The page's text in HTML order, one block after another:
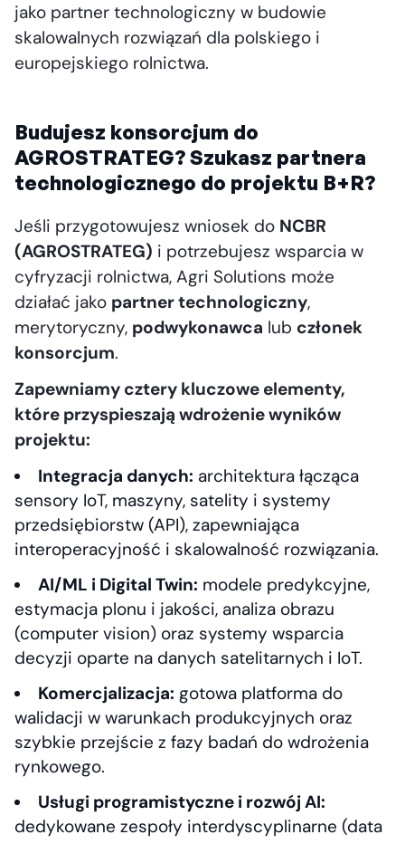
jako partner technologiczny w budowie
skalowalnych rozwiązań dla polskiego i
europejskiego rolnictwa.
Budujesz konsorcjum do
AGROSTRATEG? Szukasz partnera
technologicznego do projektu B+R?
Jeśli przygotowujesz wniosek do NCBR
(AGROSTRATEG) i potrzebujesz wsparcia w
cyfryzacji rolnictwa, Agri Solutions może
działać jako partner technologiczny,
merytoryczny, podwykonawca lub członek
konsorcjum.
Zapewniamy cztery kluczowe elementy,
które przyspieszają wdrożenie wyników
projektu:
Integracja danych: architektura łącząca
sensory IoT, maszyny, satelity i systemy
przedsiębiorstw (API), zapewniająca
interoperacyjność i skalowalność rozwiązania.
AI/ML i Digital Twin: modele predykcyjne,
estymacja plonu i jakości, analiza obrazu
(computer vision) oraz systemy wsparcia
decyzji oparte na danych satelitarnych i IoT.
Komercjalizacja: gotowa platforma do
walidacji w warunkach produkcyjnych oraz
szybkie przejście z fazy badań do wdrożenia
rynkowego.
Usługi programistyczne i rozwój AI:
dedykowane zespoły interdyscyplinarne (data